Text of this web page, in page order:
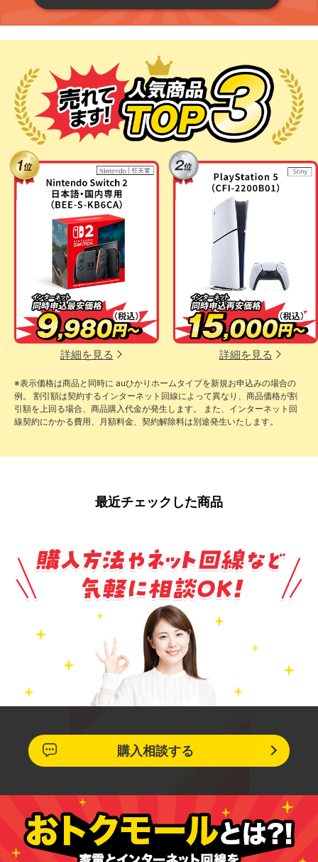
詳細を見る 詳細を見る
※表示価格は商品と同時に auひかりホームタイプを新規お申込みの場合の
例。 割引額は契約するインターネット回線によって異なり、商品価格が割
引額を上回る場合、商品購入代金が発生します。 また、インターネット回
線契約にかかる費用、月額料金、契約解除料は別途発生いたします。
最近チェックした商品
購入相談する